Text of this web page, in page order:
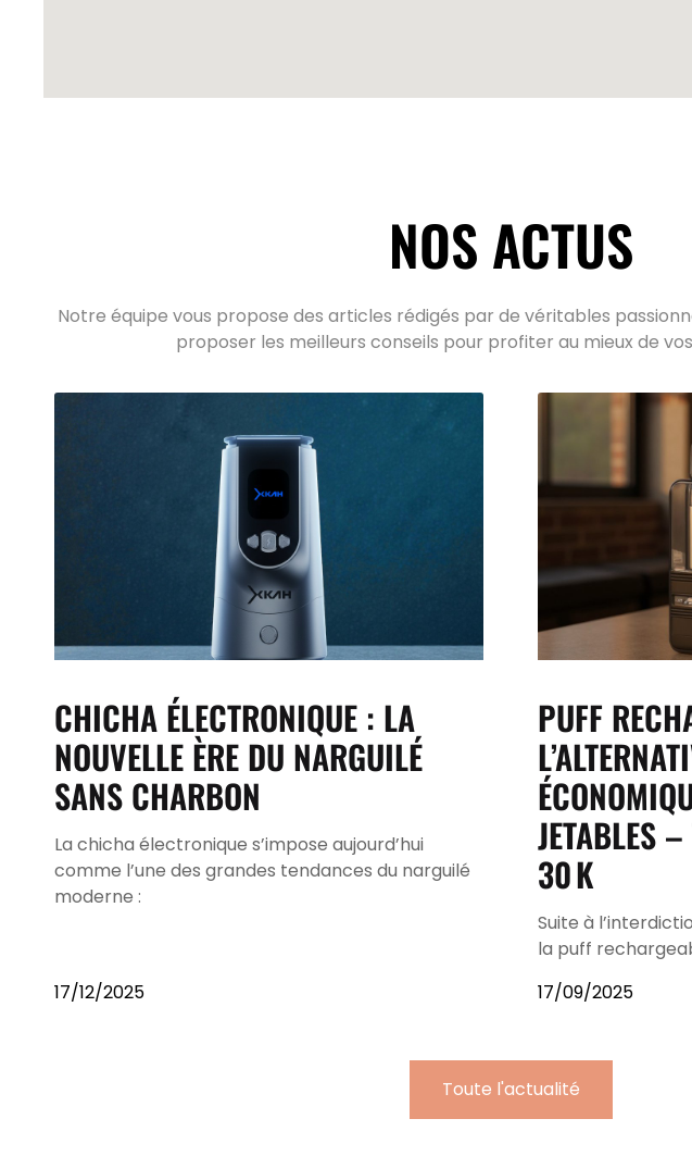
NOS ACTUS
Notre équipe vous propose des articles rédigés par de véritables
proposer les meilleurs conseils pour profiter au mieux de
CHICHA ÉLECTRONIQUE : LA
NOUVELLE ÈRE DU NARGUILÉ
SANS CHARBON
La chicha électronique s’impose aujourd’hui
comme l’une des grandes tendances du narguilé
moderne :
17/12/2025
PUFF
JETABLES
30 K
Suite à
la puff
17/09/2025
Toute l'actualité